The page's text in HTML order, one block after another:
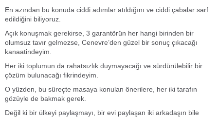
En azından bu konuda ciddi adımlar atıldığını ve ciddi çabalar sarf
edildiğini biliyoruz.
Açık konuşmak gerekirse, 3 garantörün her hangi birinden bir
olumsuz tavır gelmezse, Cenevre’den güzel bir sonuç çıkacağı
kanaatindeyim.
Her iki toplumun da rahatsızlık duymayacağı ve sürdürülebilir bir
çözüm bulunacağı fikrindeyim.
O yüzden, bu süreçte masaya konulan önerilere, her iki tarafın
gözüyle de bakmak gerek.
Değil ki bir ülkeyi paylaşmayı, bir evi paylaşan iki arkadaşın bile